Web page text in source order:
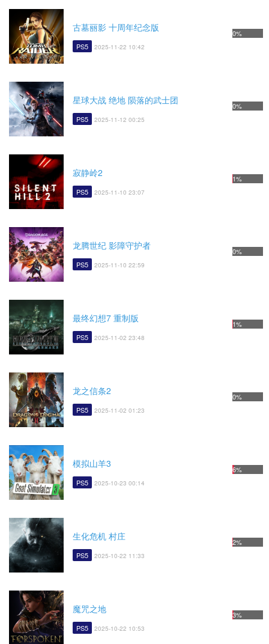
古墓丽影 十周年纪念版
PS5 2025-11-22 10:42
0%
星球大战 绝地 陨落的武士团
PS5 2025-11-12 00:25
0%
寂静岭2
PS5 2025-11-10 23:07
1%
龙腾世纪 影障守护者
PS5 2025-11-10 22:59
0%
最终幻想7 重制版
PS5 2025-11-02 23:48
1%
龙之信条2
PS5 2025-11-02 01:23
0%
模拟山羊3
PS5 2025-10-23 00:14
6%
生化危机 村庄
PS5 2025-10-22 11:33
2%
魔咒之地
PS5 2025-10-22 10:53
3%